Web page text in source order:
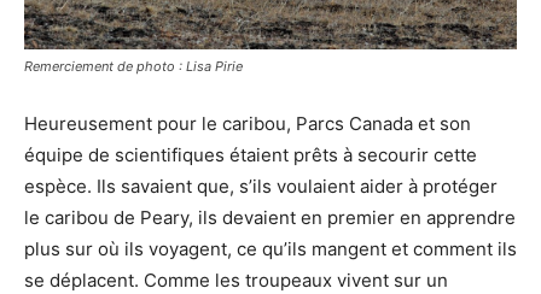
Remerciement de photo : Lisa Pirie
Heureusement pour le caribou, Parcs Canada et son
équipe de scientifiques étaient prêts à secourir cette
espèce. Ils savaient que, s’ils voulaient aider à protéger
le caribou de Peary, ils devaient en premier en apprendre
plus sur où ils voyagent, ce qu’ils mangent et comment ils
se déplacent. Comme les troupeaux vivent sur un